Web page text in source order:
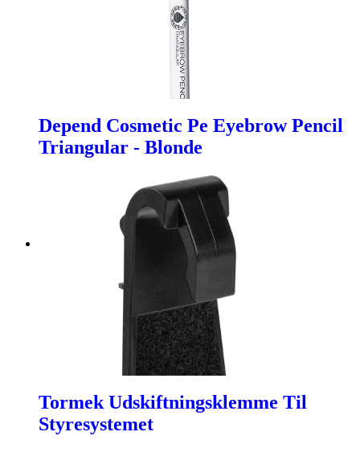
Depend Cosmetic Pe Eyebrow Pencil
Triangular - Blonde
Tormek Udskiftningsklemme Til
Styresystemet